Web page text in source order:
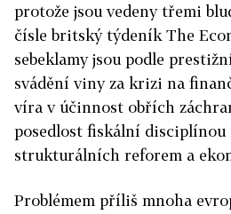
protože jsou vedeny třemi
čísle britský týdeník The
sebeklamy jsou podle
svádění viny za krizi na
víra v účinnost obřích
posedlost fiskální disciplínou
strukturálních reforem a
Problémem příliš mnoha